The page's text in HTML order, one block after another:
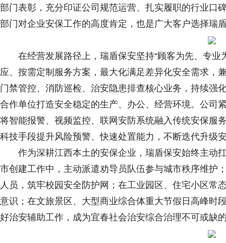
部门表彰，充分印证公司规范运营、扎实履职的行业口
部门对企业安保工作的高度肯定，也是广大客户选择瑞
在经营发展路径上，瑞盾保安坚持“顾客为先、专
应、按需定制服务方案，最大化满足差异化安全需求，
门禁管控、消防巡检、治安隐患排查核心业务，持续强
合作单位打造安全稳定的生产、办公、经营环境。公司
将智能报警、视频监控、联网安防系统融入传统安保服
科技手段提升风险预警、快速处置能力，不断迭代升级
作为深耕江西本土的安保企业，瑞盾保安始终主动
市创建工作中，主动派遣劝导员队伍参与城市秩序维护
人员，筑牢校园安全防护网；在工业园区、住宅小区常
意识；在文旅景区、大型商业综合体重大节假日高峰时
好治安辅助工作，成为宜春社会治安综合治理不可或缺